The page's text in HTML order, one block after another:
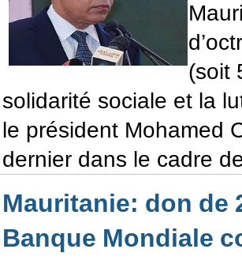
(soit
solidarité sociale et la
le président Mohamed
dernier dans le cadre
Mauritanie: don de
Banque Mondiale